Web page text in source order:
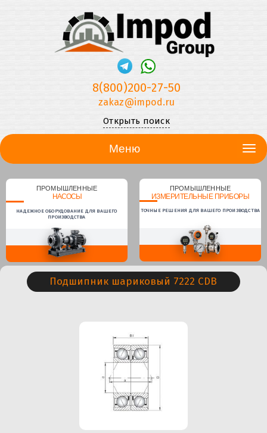
8(800)200-27-50
zakaz@impod.ru
Открыть поиск
Меню
ПРОМЫШЛЕННЫЕ
НАСОСЫ
НАДЕЖНОЕ ОБОРУДОВАНИЕ ДЛЯ ВАШЕГО
ПРОИЗВОДСТВА
ПРОМЫШЛЕННЫЕ
ИЗМЕРИТЕЛЬНЫЕ ПРИБОРЫ
ТОЧНЫЕ РЕШЕНИЯ ДЛЯ ВАШЕГО ПРОИЗВОДСТВА
Подшипник шариковый 7222 CDB